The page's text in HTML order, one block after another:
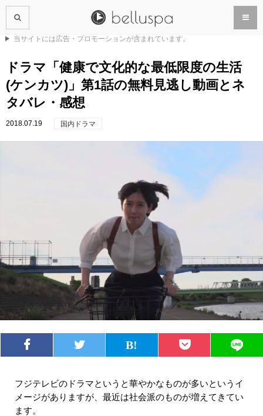
当サイトには広告・プロモーションが含まれています。
ドラマ「健康で文化的な最低限度の生活
(ケンカツ)」第1話の無料見逃し動画とネ
タバレ・感想
2018.07.19 国内ドラマ
フジテレビのドラマというと華やかなものが多いというイ
メージがありますが、最近は社会派のものが増えてきてい
ます。